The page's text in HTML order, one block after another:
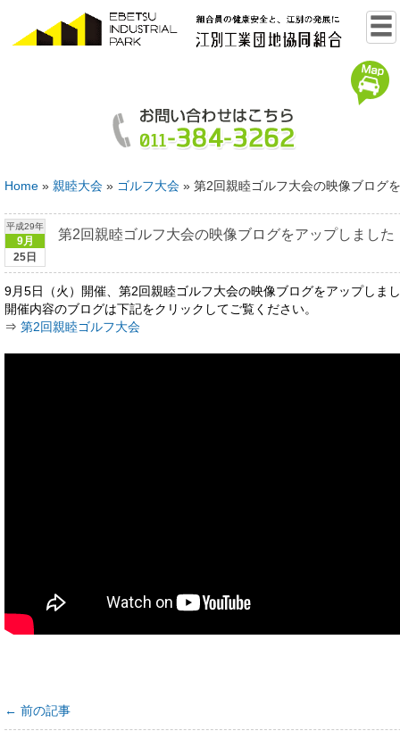
Home » 親睦大会 » ゴルフ大会 » 第2回親睦ゴルフ大会の映像ブログ
平成29年
9月
25日
第2回親睦ゴルフ大会の映像ブログをアップしました
9月5日（火）開催、第2回親睦ゴルフ大会の映像ブログをアップしま
開催内容のブログは下記をクリックしてご覧ください。
⇒ 第2回親睦ゴルフ大会
← 前の記事